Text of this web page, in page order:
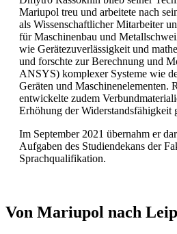
Mariupol treu und arbeitete nach
als Wissenschaftlicher Mitarbeiter
für Maschinenbau und
wie Gerätezuverlässigkeit und
und forschte zur Berechnung und
ANSYS) komplexer Systeme wie
Geräten und Maschinenelementen.
entwickelte zudem
Erhöhung der Widerstandsfähigkeit
Im September 2021 übernahm er
Aufgaben des Studiendekans der
Sprachqualifikation.
Von Mariupol nach